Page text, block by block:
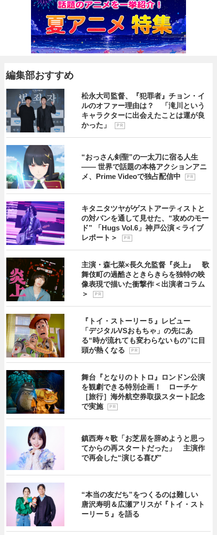
編集部おすすめ
松永大司監督、『犯罪者』チョン・イ
ルのオファー理由は？ 「滝川という
キャラクターに出会えたことは運が良
かった」
P R
“おっさん剣聖”の一太刀に宿る人生
―― 世界で話題の本格アクションアニ
メ、Prime Videoで独占配信中
P R
キタニタツヤがゲストアーティストと
の対バンを通して見せた、“攻めのモー
ド” 「Hugs Vol.6」神戸公演＜ライブ
レポート＞
P R
主演・森七菜×長久允監督『炎上』 歌
舞伎町の過酷さときらきらを独特の映
像表現で描いた衝撃作＜出演者コラム
＞
P R
『トイ・ストーリー５』レビュー
「デジタルVSおもちゃ」の先にあ
る“時が流れても変わらないもの”に目
頭が熱くなる
P R
舞台『となりのトトロ』ロンドン公演
を観劇できる特別企画！ ローチケ
［旅行］海外航空券取扱スタート記念
で実施
P R
鎮西寿々歌「お芝居を辞めようと思っ
てからの再スタートだった」 主演作
で再会した“演じる喜び”
“本当の友だち”をつくるのは難しい
唐沢寿明＆広瀬アリスが『トイ・スト
ーリー５』を語る